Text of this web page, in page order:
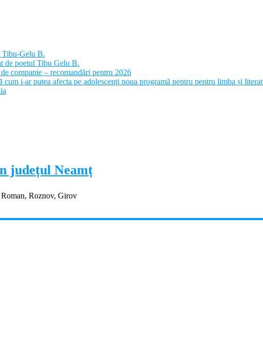
Tibu-Gelu B.
de poetul Tibu Gelu B.
companie – recomandări pentru 2026
i-ar putea afecta pe adolescenți noua programă pentru pentru limba și
județul Neamț
Roznov, Girov